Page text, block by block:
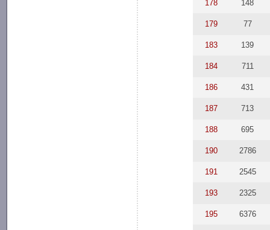
178 148
179 77
183 139
184 711
186 431
187 713
188 695
190 2786
191 2545
193 2325
195 6376